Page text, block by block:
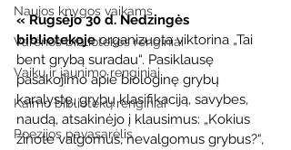
Naujos knygos vaikams
Varėnos bibliotekos renginiai
Vaikų ir jaunimo renginiai
Kaimo bibliotekų renginiai
Poezijos pavasarėlis
« Rugsėjo 30 d. Nedzingės
bibliotekoje organizuota viktorina „Tai
bent grybą suradau“. Pasiklausę
pasakojimo apie biologinę grybų
karalystę, grybų klasifikaciją, savybes,
naudą, atsakinėjo į klausimus: „Kokius
žinote valgomus, nevalgomus grybus?“,